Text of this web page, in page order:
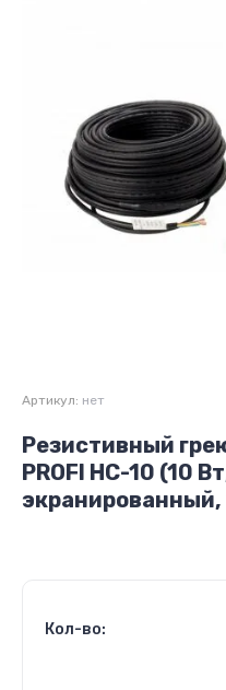
Артикул: нет
Резистивный
PROFI HC-10 (10
Кол-во: